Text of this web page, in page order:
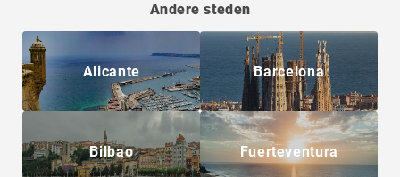
Andere steden
Alicante Barcelona
Bilbao Fuerteventura